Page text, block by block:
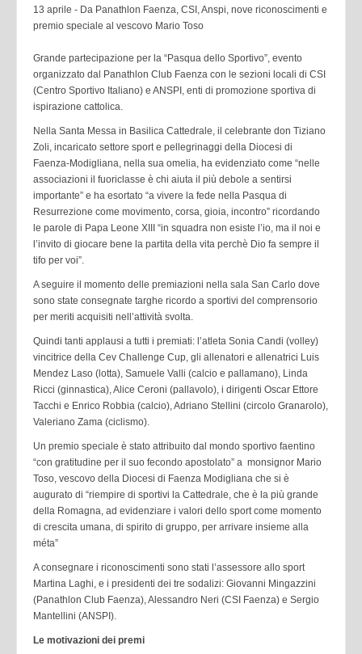
13 aprile - Da Panathlon Faenza, CSI, Anspi, nove riconoscimenti e
premio speciale al vescovo Mario Toso
Grande partecipazione per la “Pasqua dello Sportivo”, evento
organizzato dal Panathlon Club Faenza con le sezioni locali di CSI
(Centro Sportivo Italiano) e ANSPI, enti di promozione sportiva di
ispirazione cattolica.
Nella Santa Messa in Basilica Cattedrale, il celebrante don Tiziano
Zoli, incaricato settore sport e pellegrinaggi della Diocesi di
Faenza-Modigliana, nella sua omelia, ha evidenziato come “nelle
associazioni il fuoriclasse è chi aiuta il più debole a sentirsi
importante” e ha esortato “a vivere la fede nella Pasqua di
Resurrezione come movimento, corsa, gioia, incontro” ricordando
le parole di Papa Leone XIII “in squadra non esiste l’io, ma il noi e
l’invito di giocare bene la partita della vita perchè Dio fa sempre il
tifo per voi”.
A seguire il momento delle premiazioni nella sala San Carlo dove
sono state consegnate targhe ricordo a sportivi del comprensorio
per meriti acquisiti nell’attività svolta.
Quindi tanti applausi a tutti i premiati: l’atleta Sonia Candi (volley)
vincitrice della Cev Challenge Cup, gli allenatori e allenatrici Luis
Mendez Laso (lotta), Samuele Valli (calcio e pallamano), Linda
Ricci (ginnastica), Alice Ceroni (pallavolo), i dirigenti Oscar Ettore
Tacchi e Enrico Robbia (calcio), Adriano Stellini (circolo Granarolo),
Valeriano Zama (ciclismo).
Un premio speciale è stato attribuito dal mondo sportivo faentino
“con gratitudine per il suo fecondo apostolato” a monsignor Mario
Toso, vescovo della Diocesi di Faenza Modigliana che si è
augurato di “riempire di sportivi la Cattedrale, che è la più grande
della Romagna, ad evidenziare i valori dello sport come momento
di crescita umana, di spirito di gruppo, per arrivare insieme alla
méta”
A consegnare i riconoscimenti sono stati l’assessore allo sport
Martina Laghi, e i presidenti dei tre sodalizi: Giovanni Mingazzini
(Panathlon Club Faenza), Alessandro Neri (CSI Faenza) e Sergio
Mantellini (ANSPI).
Le motivazioni dei premi